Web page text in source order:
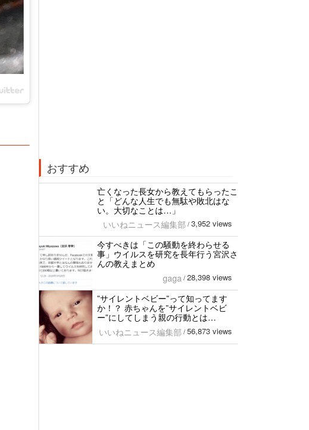
おすすめ
亡くなった長女から教えてもらったこ
と「どんな人生でも無駄や敗北はな
い。大切なことは…」
いいねニュース編集部 / 3,952 views
今すべきは「この騒動を終わらせる
事」ウイルスを研究を長年行う宮沢さ
んの教えまとめ
gaga / 28,398 views
”サイレントベビー”って知ってます
か！？ 赤ちゃんを”サイレントベビ
ー”にしてしまう親の行動とは…
いいねニュース編集部 / 56,873 views